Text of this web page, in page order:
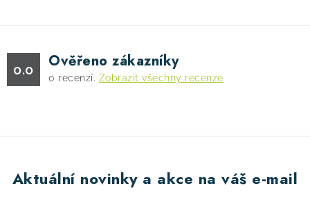
á
d
a
c
r
k
y
0.0 Ověřeno zákazníky
0 recenzí. Zobrazit všechny recenze
Aktuální novinky a akce na váš e-mail